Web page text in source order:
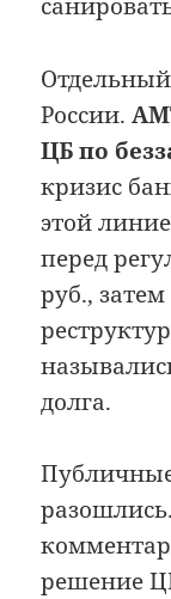
России.
ЦБ по
кризис
этой
перед
руб.,
долга.
решение